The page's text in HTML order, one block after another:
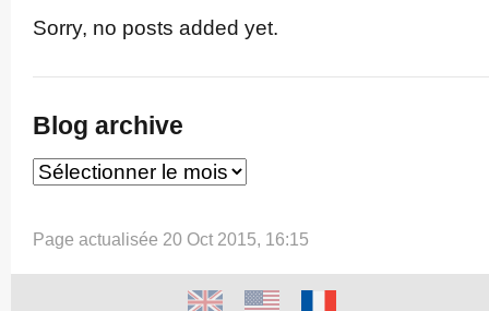
Sorry, no posts added yet.
Blog archive
Page actualisée 20 Oct 2015, 16:15